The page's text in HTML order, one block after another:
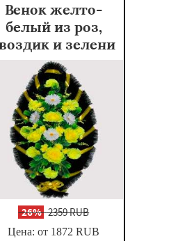
Венок желто-
белый из роз,
и зелени
-26%2359 RUB
Цена: от 1872 RUB